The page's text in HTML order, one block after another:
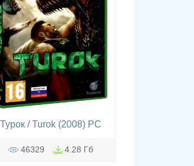
Турок / Turok (2008) PC
46329 4.28 Гб